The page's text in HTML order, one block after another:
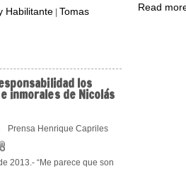
Habilitante | Tomas
Read
los
inmorales de Nicolás
Prensa Henrique Capriles
2013.- “Me parece que son